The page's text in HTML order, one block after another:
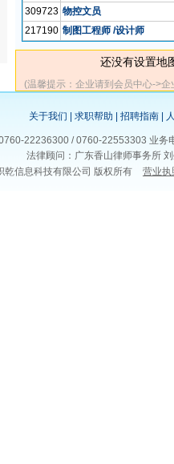
309723 物控文员
217190 制图工程师 /设计师
还没有设置地
(温馨提示：企业请到会员中心->
关于我们 求职帮助 招聘指南
22236300 / 0760-22553303 业
法律顾问：广东香山律师事务所
乾信息科技有限公司 版权所有
营业执